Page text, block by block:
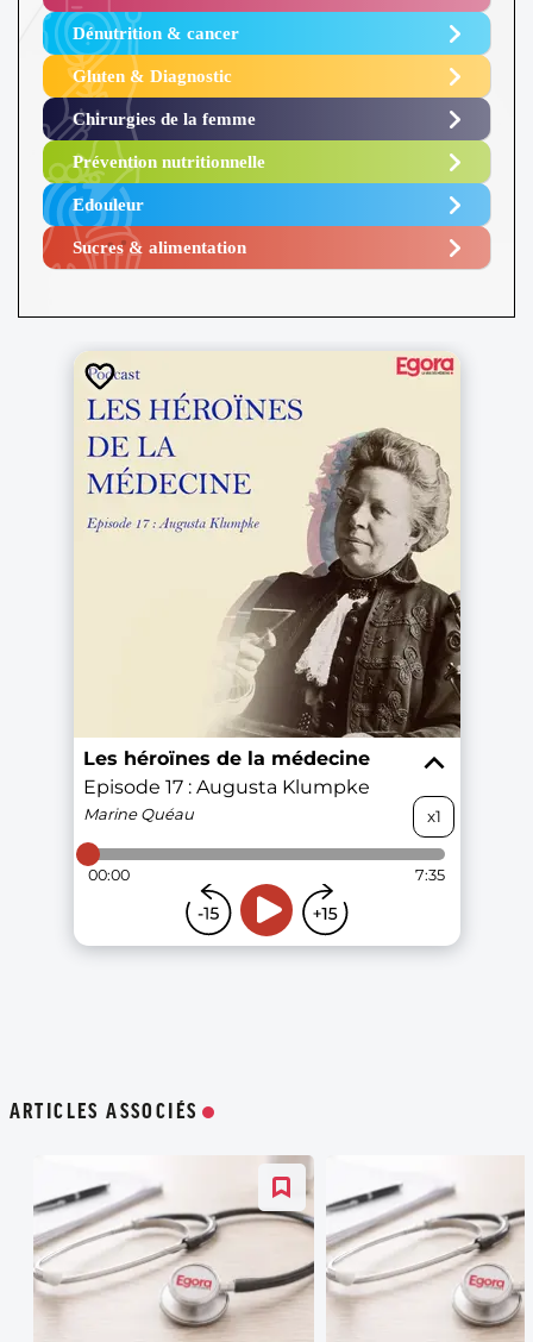
Dénutrition & cancer
Gluten & Diagnostic
Chirurgies de la femme
Prévention nutritionnelle
Edouleur​
Sucres & alimentation​
ARTICLES ASSOCIÉS